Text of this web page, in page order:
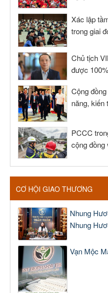
Xác lập
trong giai
Chủ tịch
được
Cộng
năng, kiến
PCCC
cộng đồng
CƠ HỘI GIAO THƯƠNG
Nhung
Nhung
Vạn Mộc